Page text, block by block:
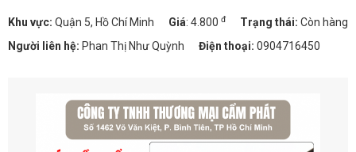
Khu vực: Quận 5, Hồ Chí Minh Giá: 4.800 đ Trạng thái: Còn hàng
Người liên hệ: Phan Thị Như Quỳnh Điện thoại: 0904716450